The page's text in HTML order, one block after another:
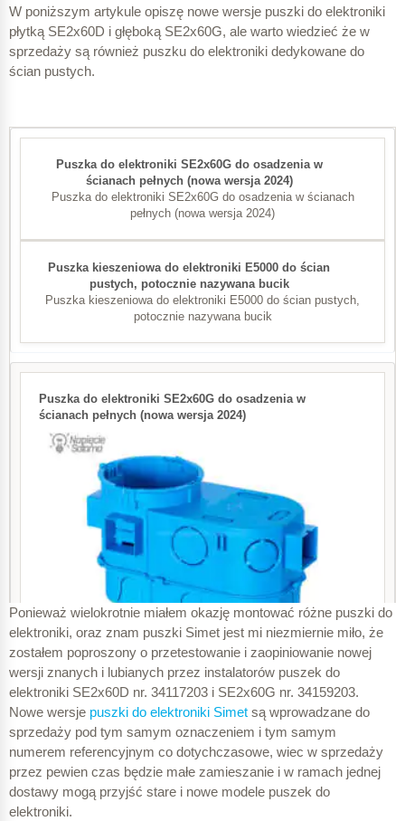
W poniższym artykule opiszę nowe wersje puszki do elektroniki
płytką SE2x60D i głęboką SE2x60G, ale warto wiedzieć że w
sprzedaży są również puszku do elektroniki dedykowane do
ścian pustych.
Puszka do elektroniki SE2x60G do osadzenia w ścianach
pełnych (nowa wersja 2024)
Puszka kieszeniowa do elektroniki E5000 do ścian pustych,
potocznie nazywana bucik
Ponieważ wielokrotnie miałem okazję montować różne puszki do
elektroniki, oraz znam puszki Simet jest mi niezmiernie miło, że
zostałem poproszony o przetestowanie i zaopiniowanie nowej
wersji znanych i lubianych przez instalatorów puszek do
elektroniki SE2x60D nr. 34117203 i SE2x60G nr. 34159203.
Nowe wersje puszki do elektroniki Simet są wprowadzane do
sprzedaży pod tym samym oznaczeniem i tym samym
numerem referencyjnym co dotychczasowe, wiec w sprzedaży
przez pewien czas będzie małe zamieszanie i w ramach jednej
dostawy mogą przyjść stare i nowe modele puszek do
elektroniki.